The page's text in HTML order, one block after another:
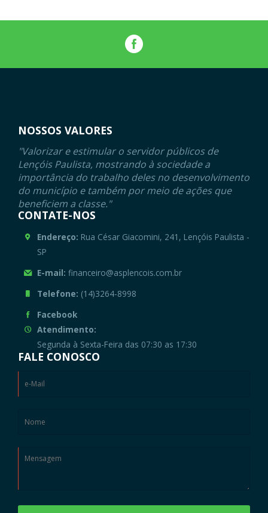
NOSSOS VALORES
"Valorizar e estimular o servidor públicos de
Lençóis Paulista, mostrando à sociedade a
importância do trabalho deles no desenvolvimento
do município e também por meio de ações que
beneficiem a classe."
CONTATE-NOS
Endereço: Rua César Giacomini, 241, Lençóis Paulista -
SP
E-mail: financeiro@asplencois.com.br
Telefone: (14)3264-8998
Facebook
Atendimento:
Segunda à Sexta-Feira das 07:30 as 17:30
FALE CONOSCO